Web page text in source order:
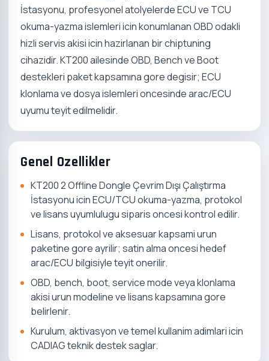
İstasyonu, profesyonel atolyelerde ECU ve TCU
okuma-yazma islemleri icin konumlanan OBD odakli
hizli servis akisi icin hazirlanan bir chiptuning
cihazidir. KT200 ailesinde OBD, Bench ve Boot
destekleri paket kapsamına gore degisir; ECU
klonlama ve dosya islemleri oncesinde arac/ECU
uyumu teyit edilmelidir.
Genel Ozellikler
KT200 2 Offline Dongle Çevrim Dışı Çalıştırma
İstasyonu icin ECU/TCU okuma-yazma, protokol
ve lisans uyumlulugu siparis oncesi kontrol edilir.
Lisans, protokol ve aksesuar kapsami urun
paketine gore ayrilir; satin alma oncesi hedef
arac/ECU bilgisiyle teyit onerilir.
OBD, bench, boot, service mode veya klonlama
akisi urun modeline ve lisans kapsamına gore
belirlenir.
Kurulum, aktivasyon ve temel kullanim adimlari icin
CADIAG teknik destek saglar.